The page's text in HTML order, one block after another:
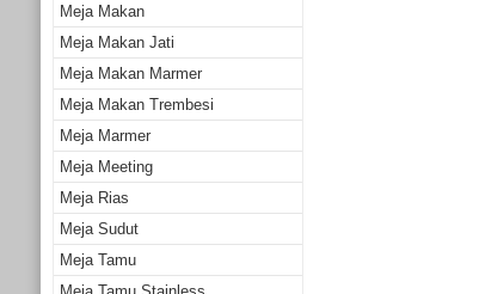
Meja Makan
Meja Makan Jati
Meja Makan Marmer
Meja Makan Trembesi
Meja Marmer
Meja Meeting
Meja Rias
Meja Sudut
Meja Tamu